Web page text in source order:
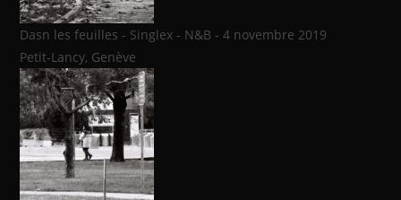
Dasn les feuilles - Singlex - N&B - 4 novembre 2019
Petit-Lancy, Genève